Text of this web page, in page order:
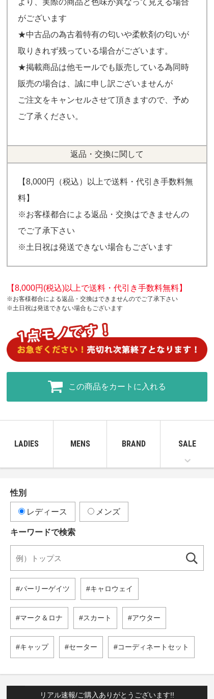
がございます
★中古品の為古着特有の匂いや柔軟剤の匂いが
取りきれず残っている場合がございます。
★掲載商品は他モールでも販売している為同時
販売の場合は、誠に申し訳ございませんが
ご注文をキャンセルさせて頂きますので、予め
ご了承ください。
返品・交換に関して
【8,000円（税込）以上で送料・代引き手数料無
料】
※お客様都合による返品・交換はできませんの
でご了承下さい
※土日祝は発送できない場合もございます
【8,000円(税込)以上で送料・代引き手数料無料】
※お客様都合による返品・交換はできませんのでご了承下さい
※土日祝は発送できない場合もございます
この商品をカートに入れる
LADIES MENS BRAND SALE
性別
レディース メンズ
キーワードで検索
パーリーゲイツ キャロウェイ
マーク＆ロナ スカート アウター
キャップ セーター コーディネートセット
リアル速報/ご購入ありがとうございます!!